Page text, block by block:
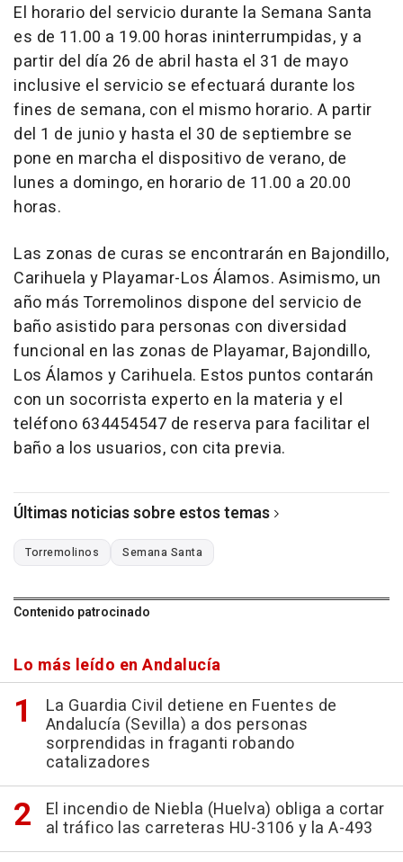
El horario del servicio durante la Semana Santa
es de 11.00 a 19.00 horas ininterrumpidas, y a
partir del día 26 de abril hasta el 31 de mayo
inclusive el servicio se efectuará durante los
fines de semana, con el mismo horario. A partir
del 1 de junio y hasta el 30 de septiembre se
pone en marcha el dispositivo de verano, de
lunes a domingo, en horario de 11.00 a 20.00
horas.
Las zonas de curas se encontrarán en Bajondillo,
Carihuela y Playamar-Los Álamos. Asimismo, un
año más Torremolinos dispone del servicio de
baño asistido para personas con diversidad
funcional en las zonas de Playamar, Bajondillo,
Los Álamos y Carihuela. Estos puntos contarán
con un socorrista experto en la materia y el
teléfono 634454547 de reserva para facilitar el
baño a los usuarios, con cita previa.
Últimas noticias sobre estos temas
Torremolinos Semana Santa
Contenido patrocinado
Lo más leído en Andalucía
La Guardia Civil detiene en Fuentes de
Andalucía (Sevilla) a dos personas
sorprendidas in fraganti robando
catalizadores
El incendio de Niebla (Huelva) obliga a cortar
al tráfico las carreteras HU-3106 y la A-493